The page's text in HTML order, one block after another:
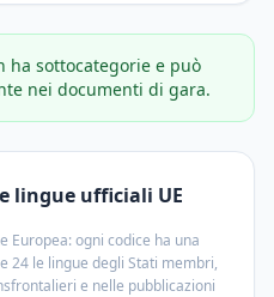
ha sottocategorie e può
nei documenti di gara.
lingue ufficiali UE
Europea: ogni codice ha una
24 le lingue degli Stati membri,
e nelle pubblicazioni